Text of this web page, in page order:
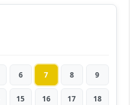
6 7 8 9
15 16 17 18